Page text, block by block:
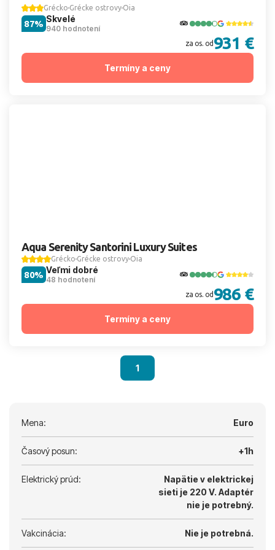
Grécko Grécke ostrovy Oia
Skvelé
940 hodnotení
87%
za os. od 931 €
Termíny a ceny
Aqua Serenity Santorini Luxury Suites
Grécko Grécke ostrovy Oia
Veľmi dobré
48 hodnotení
80%
za os. od 986 €
Termíny a ceny
1
Mena: Euro
Časový posun: +1h
Elektrický prúd:
Napätie v elektrickej
sieti je 220 V. Adaptér
nie je potrebný.
Vakcinácia: Nie je potrebná.